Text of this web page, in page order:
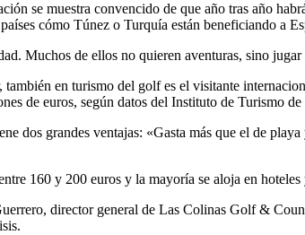
se muestra convencido de que año tras año
cómo Túnez o Turquía están beneficiando a
Muchos de ellos no quieren aventuras, sino
también en turismo del golf es el visitante
de euros, según datos del Instituto de Turismo de
dos grandes ventajas: «Gasta más que el de
160 y 200 euros y la mayoría se aloja en
director general de Las Colinas Golf &